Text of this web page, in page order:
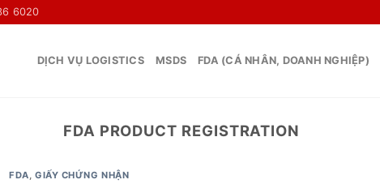
6020
DỊCH VỤ LOGISTICS MSDS FDA (CÁ NHÂN, DOANH NGHIỆP)
FDA PRODUCT REGISTRATION
FDA, GIẤY CHỨNG NHẬN